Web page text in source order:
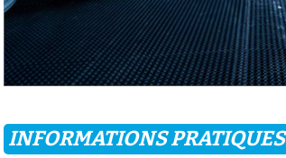
INFORMATIONS PRATIQUES